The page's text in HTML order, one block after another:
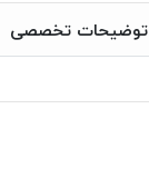
توضیحات تخصصی